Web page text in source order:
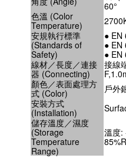
60°
色溫 (Color
Temperature)
安規執行標準
(Standards of
Safety)
● EN
● EN
● EN
線材／長度／連接
器 (Connecting)
接線
顏色／表面處理方
式 (Color)
戶外
安裝方式
(Installation)
儲存溫度／濕度
(Storage
Temperature
Range)
溫度